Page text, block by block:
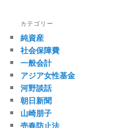
カテゴリー
純資産
社会保障費
一般会計
アジア女性基金
河野談話
朝日新聞
山崎朋子
売春防止法